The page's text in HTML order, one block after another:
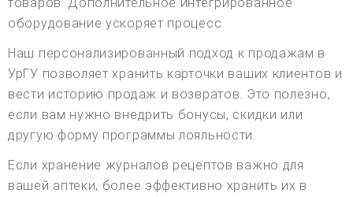
оборудование ускоряет процесс.
Наш персонализированный подход к продажам в
УрГУ позволяет хранить карточки ваших клиентов и
вести историю продаж и возвратов. Это полезно,
если вам нужно внедрить бонусы, скидки или
другую форму программы лояльности.
Если хранение журналов рецептов важно для
вашей аптеки, более эффективно хранить их в